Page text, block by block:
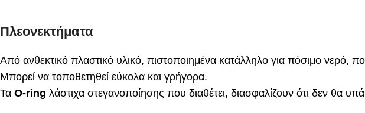
Πλεονεκτήματα
Από ανθεκτικό πλαστικό υλικό, πιστοποιημένα κατάλληλο για πόσιμο νερό,
Μπορεί να τοποθετηθεί εύκολα και γρήγορα.
Τα O-ring λάστιχα στεγανοποίησης που διαθέτει, διασφαλίζουν ότι δεν θα